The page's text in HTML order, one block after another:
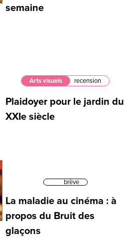
semaine
Arts visuels recension
Plaidoyer pour le jardin du
XXIe siècle
brève
La maladie au cinéma : à
propos du Bruit des
glaçons